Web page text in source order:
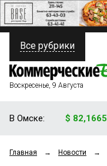
ПОЛИТИКА
ФИНАНСЫ
ОБЩЕСТВО
Все рубрики
Воскресенье, 9 Августа
В Омске: $ 82,1665
Главная → Новости →